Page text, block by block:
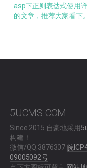
asp下正则表达式使用
的文章，推荐大家看下。
5UCMS.COM
Since 2015 自豪地采用
构建！
微信/QQ:3876307皖ICP
09005092号